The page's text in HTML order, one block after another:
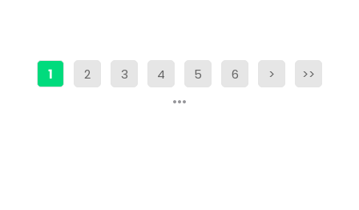
1 2 3 4 5 6 > >>